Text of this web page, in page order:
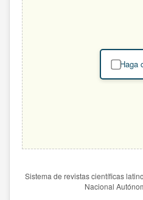
Haga
Sistema de revistas científicas
Nacional